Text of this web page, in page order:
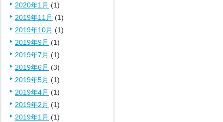
2020年1月 (1)
2019年11月 (1)
2019年10月 (1)
2019年9月 (1)
2019年7月 (1)
2019年6月 (3)
2019年5月 (1)
2019年4月 (1)
2019年2月 (1)
2019年1月 (1)